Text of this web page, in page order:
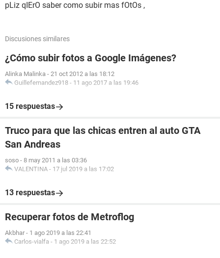
pLiz qIErO saber como subir mas fOtOs ,
Discusiones similares
¿Cómo subir fotos a Google Imágenes?
Alinka Malinka - 21 oct 2012 a las 18:12
Guillefernandez918 - 11 ago 2017 a las 19:46
15 respuestas
Truco para que las chicas entren al auto GTA
San Andreas
soso - 8 may 2011 a las 03:36
VALENTINA - 17 jul 2019 a las 17:02
13 respuestas
Recuperar fotos de Metroflog
Akbhar - 1 ago 2019 a las 22:41
Carlos-vialfa - 1 ago 2019 a las 22:52